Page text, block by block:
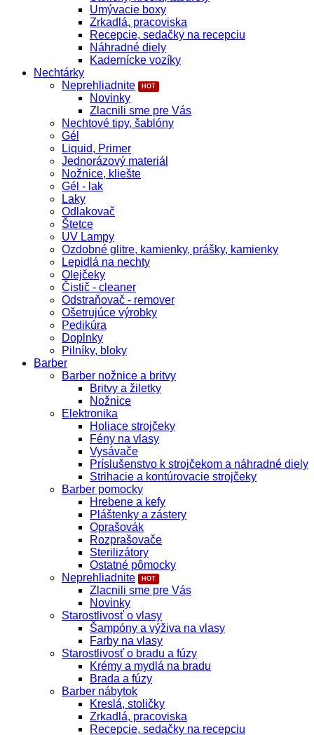
Umývacie boxy
Zrkadlá, pracoviska
Recepcie, sedačky na recepciu
Náhradné diely
Kadernícke vozíky
Nechtárky
Neprehliadnite
Novinky
Zlacnili sme pre Vás
Nechtové tipy, šablóny
Gél
Liquid, Primer
Jednorázový materiál
Nožnice, kliešte
Gél - lak
Laky
Odlakovač
Štetce
UV Lampy
Ozdobné glitre, kamienky, prášky, kamienky
Lepidlá na nechty
Olejčeky
Čistič - cleaner
Odstraňovač - remover
Ošetrujúce výrobky
Pedikúra
Doplnky
Pilníky, bloky
Barber
Barber nožnice a britvy
Britvy a žiletky
Nožnice
Elektronika
Holiace strojčeky
Fény na vlasy
Vysávače
Príslušenstvo k strojčekom a náhradné diely
Strihacie a kontúrovacie strojčeky
Barber pomocky
Hrebene a kefy
Pláštenky a zástery
Oprašovák
Rozprašovače
Sterilizátory
Ostatné pômocky
Neprehliadnite
Zlacnili sme pre Vás
Novinky
Starostlivosť o vlasy
Šampóny a výživa na vlasy
Farby na vlasy
Starostlivosť o bradu a fúzy
Krémy a mydlá na bradu
Brada a fúzy
Barber nábytok
Kreslá, stoličky
Zrkadlá, pracoviska
Recepcie, sedačky na recepciu